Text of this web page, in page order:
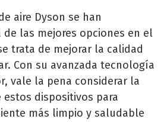
aire Dyson se han
las mejores opciones en el
trata de mejorar la calidad
Con su avanzada tecnología
vale la pena considerar la
dispositivos para
más limpio y saludable